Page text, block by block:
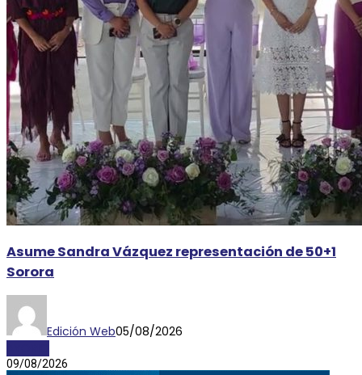
Asume Sandra Vázquez representación de 50+1
Sorora
Edición Web05/08/2026
09/08/2026